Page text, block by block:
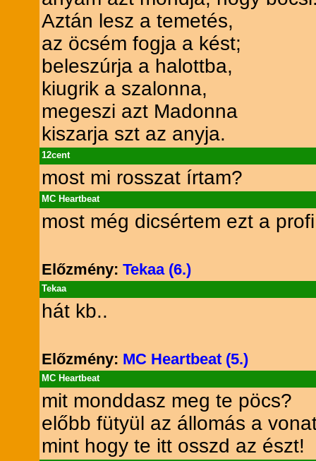
Aztán lesz a temetés,
az öcsém fogja a kést;
beleszúrja a halottba,
kiugrik a szalonna,
megeszi azt Madonna
kiszarja szt az anyja.
12cent
most mi rosszat írtam?
MC Heartbeat
most még dicsértem ezt a
Előzmény: Tekaa (6.)
Tekaa
hát kb..
Előzmény: MC Heartbeat (5.)
MC Heartbeat
mit monddasz meg te pöcs?
előbb fütyül az állomás a
mint hogy te itt osszd az észt!